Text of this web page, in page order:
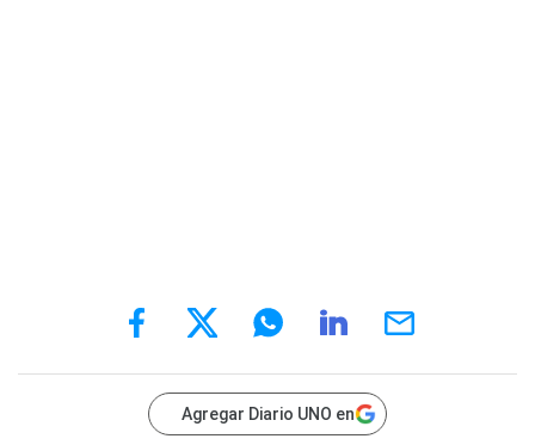
Agregar Diario UNO en